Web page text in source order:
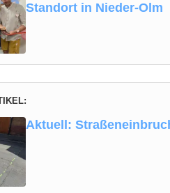
Standort in Nieder-Olm
Aktuell: